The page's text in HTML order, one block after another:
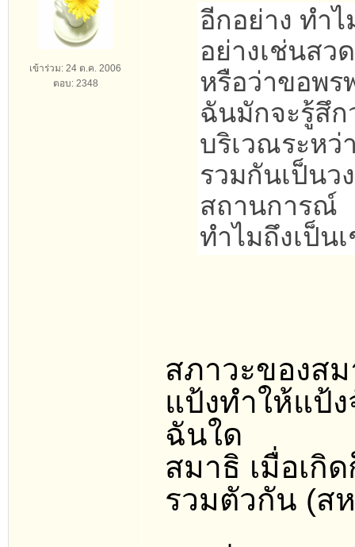
เข้าร่วม: 24 ต.ค. 2006
ตอบ: 2348
อีกอย่าง ทำ
อย่างเช่นสว
หรือว่าขอพร
ฉันมักจะรู้สึ
บริเวณระหว่
รวมกันเป็นว
สถานการณ์
ทำไมถึงเป็น
สภาวะของส
แป้งทำให้แป้
ฉันใด
สมาธิ เมื่อเกิ
รวมตัวกัน (ส